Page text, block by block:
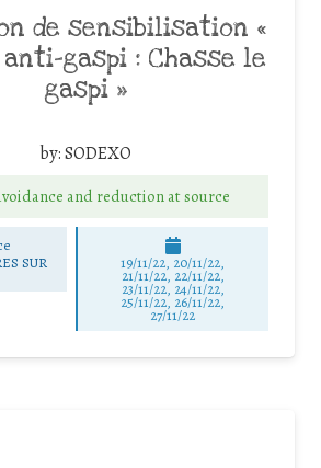
de sensibilisation «
gaspi : Chasse le
gaspi »
by:SODEXO
and reduction at source
SUR 19/11/22, 20/11/22,
21/11/22, 22/11/22,
23/11/22, 24/11/22,
25/11/22, 26/11/22,
27/11/22